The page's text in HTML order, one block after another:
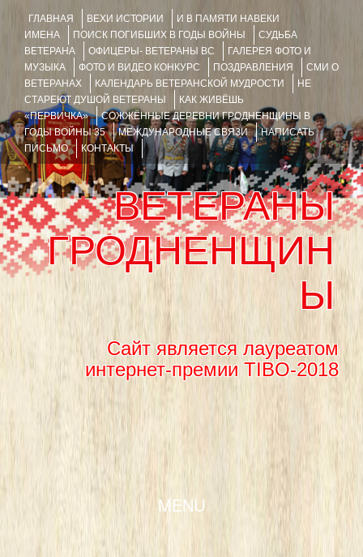
ГЛАВНАЯ ВЕХИ ИСТОРИИ
И В ПАМЯТИ НАВЕКИ
ИМЕНА
ПОИСК ПОГИБШИХ В ГОДЫ ВОЙНЫ
СУДЬБА
ВЕТЕРАНА
ОФИЦЕРЫ- ВЕТЕРАНЫ ВС
ГАЛЕРЕЯ ФОТО И
МУЗЫКА
ФОТО И ВИДЕО КОНКУРС ПОЗДРАВЛЕНИЯ
СМИ О
ВЕТЕРАНАХ
КАЛЕНДАРЬ ВЕТЕРАНСКОЙ МУДРОСТИ
НЕ
СТАРЕЮТ ДУШОЙ ВЕТЕРАНЫ
КАК ЖИВЁШЬ
«ПЕРВИЧКА»
СОЖЖЁННЫЕ ДЕРЕВНИ ГРОДНЕНЩИНЫ В
ГОДЫ ВОЙНЫ 35
МЕЖДУНАРОДНЫЕ СВЯЗИ
НАПИСАТЬ
ПИСЬМО
КОНТАКТЫ
ВЕТЕРАНЫ
ГРОДНЕНЩИН
Ы
Сайт является лауреатом
интернет-премии TIBO-2018
MENU